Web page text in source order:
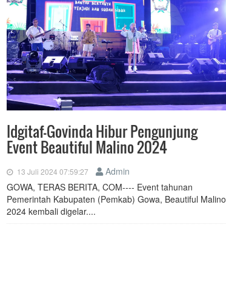
Idgitaf-Govinda Hibur Pengunjung
Event Beautiful Malino 2024
13 Juli 2024 07:59:27
Admin
GOWA, TERAS BERITA, COM---- Event tahunan
Pemerintah Kabupaten (Pemkab) Gowa, Beautiful Malino
2024 kembali digelar....